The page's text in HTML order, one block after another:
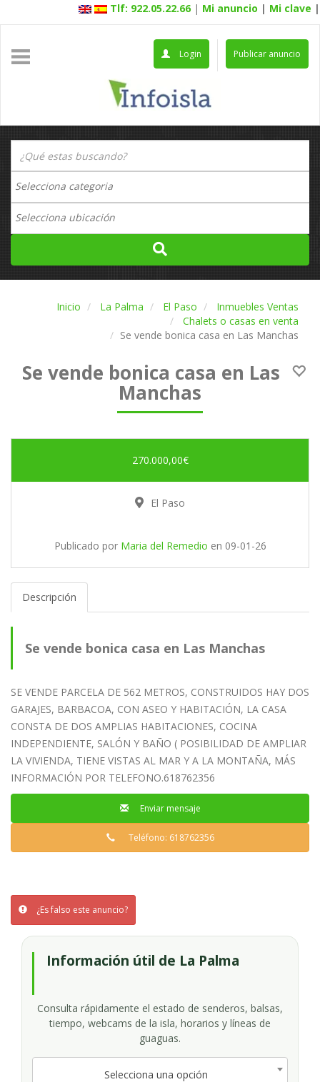
Tlf: 922.05.22.66 | Mi anuncio | Mi clave |
Publicar anuncio
Login
Inicio La Palma El Paso
Inmuebles Ventas
Chalets o casas en venta
Se vende bonica casa en Las Manchas
Se vende bonica casa en Las
Manchas
270.000,00€
El Paso
Publicado por Maria del Remedio en 09-01-26
Descripción
Se vende bonica casa en Las Manchas
SE VENDE PARCELA DE 562 METROS, CONSTRUIDOS HAY DOS
GARAJES, BARBACOA, CON ASEO Y HABITACIÓN, LA CASA
CONSTA DE DOS AMPLIAS HABITACIONES, COCINA
INDEPENDIENTE, SALÓN Y BAÑO ( POSIBILIDAD DE AMPLIAR
LA VIVIENDA, TIENE VISTAS AL MAR Y A LA MONTAÑA, MÁS
INFORMACIÓN POR TELEFONO.618762356
Enviar mensaje
Teléfono: 618762356
¿Es falso este anuncio?
Información útil de La Palma
Consulta rápidamente el estado de senderos, balsas,
tiempo, webcams de la isla, horarios y líneas de
guaguas.
Selecciona una opción